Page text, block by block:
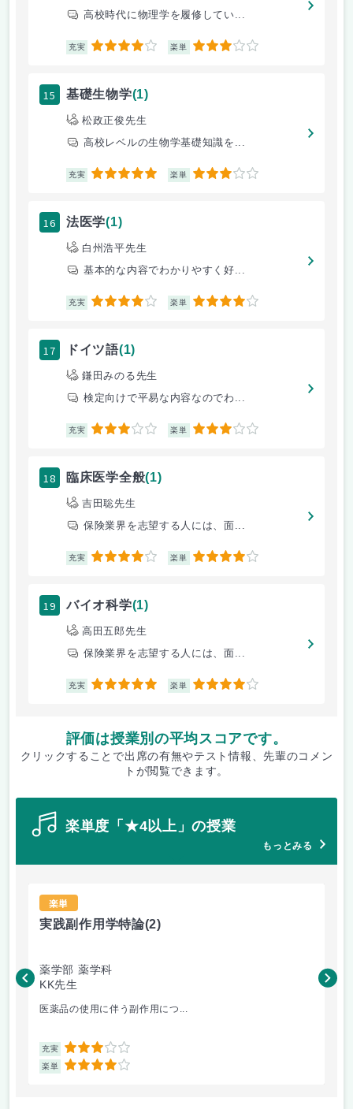
高校時代に物理学を履修してい...
充実 4 楽単 3
15 基礎生物学(1)
松政正俊先生
高校レベルの生物学基礎知識を...
充実 5 楽単 3
16 法医学(1)
白州浩平先生
基本的な内容でわかりやすく好...
充実 4 楽単 4
17 ドイツ語(1)
鎌田みのる先生
検定向けで平易な内容なのでわ...
充実 3 楽単 3
18 臨床医学全般(1)
吉田聡先生
保険業界を志望する人には、面...
充実 4 楽単 4
19 バイオ科学(1)
高田五郎先生
保険業界を志望する人には、面...
充実 5 楽単 4
評価は授業別の平均スコアです。
クリックすることで出席の有無やテスト情報、先輩のコメン
トが閲覧できます。
楽単度「★4以上」の授業
もっとみる
楽単
実践副作用学特論(2)
薬学部 薬学科
KK先生
医薬品の使用に伴う副作用につ...
充実 3
楽単 4
遠